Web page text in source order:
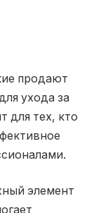
продают
ухода за
для тех, кто
элемент